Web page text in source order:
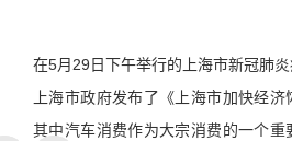
在5月29日下午举行的上海市新冠肺炎
上海市政府发布了《上海市加快经济
其中汽车消费作为大宗消费的一个